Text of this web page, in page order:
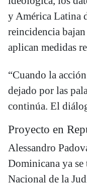
y América Latina
reincidencia
aplican medidas
“Cuando la
dejado por las
continúa. El
Proyecto en
Alessandro
Dominicana ya se
Nacional de la